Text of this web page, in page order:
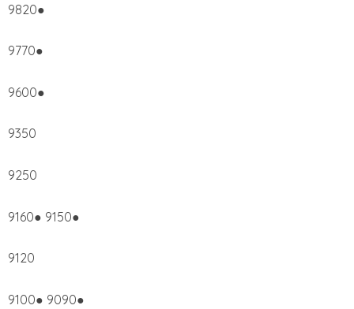
9820●
9770●
9600●
9350
9250
9160● 9150●
9120
9100● 9090●